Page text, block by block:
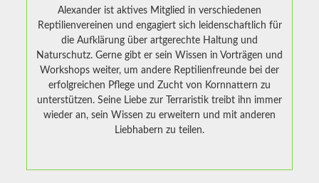
Alexander ist aktives Mitglied in verschiedenen
Reptilienvereinen und engagiert sich leidenschaftlich für
die Aufklärung über artgerechte Haltung und
Naturschutz. Gerne gibt er sein Wissen in Vorträgen und
Workshops weiter, um andere Reptilienfreunde bei der
erfolgreichen Pflege und Zucht von Kornnattern zu
unterstützen. Seine Liebe zur Terraristik treibt ihn immer
wieder an, sein Wissen zu erweitern und mit anderen
Liebhabern zu teilen.